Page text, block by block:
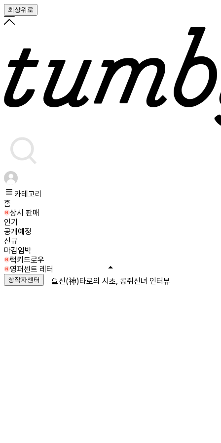
최상위로
카테고리
홈
상시 판매
인기
공개예정
신규
마감임박
럭키드로우
영퍼센트 레터
창작자센터 🔮신(神)타로의 시초, 콩쥐신녀 인터뷰